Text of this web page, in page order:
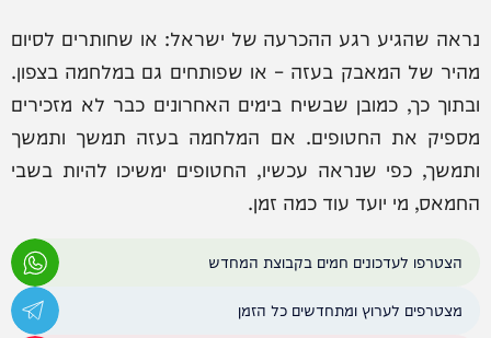
נראה שהגיע רגע ההכרעה של ישראל: או שחותרים לסיום
מהיר של המאבק בעזה – או שפותחים גם במלחמה בצפון.
ובתוך כך, כמובן שבשיח בימים האחרונים כבר לא מזכירים
מספיק את החטופים. אם המלחמה בעזה תמשך ותמשך
ותמשך, כפי שנראה עכשיו, החטופים ימשיכו להיות בשבי
החמאס, מי יועד עוד כמה זמן.
הצטרפו לעדכונים חמים בקבוצת המחדש
מצטרפים לערוץ ומתחדשים כל הזמן